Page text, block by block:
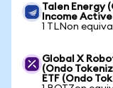
Talen Energy
Income
1 TLNon
Global X
(Ondo
ETF (Ondo